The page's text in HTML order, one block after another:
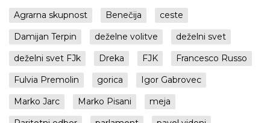
Agrarna skupnost Benečija
ceste
Damijan Terpin
deželne volitve
deželni svet
deželni svet FJk
Dreka FJK
Francesco Russo
Fulvia Premolin
gorica
Igor Gabrovec
Marko Jarc
Marko Pisani
meja